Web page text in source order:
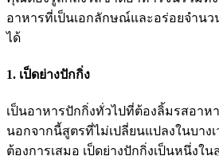
อาหารที่เป็นเอกลักษณ์และอร่อยจำน
ได้
1. เป็ดย่างปักกิ่ง
เป็นอาหารปักกิ่งทั่วไปที่ต้องลิ้มรสอาห
นอกจากนี้สูตรที่ไม่เปลี่ยนแปลงในบาง
ต้องการเสมอ เป็ดย่างปักกิ่งเป็นหนึ่งใ